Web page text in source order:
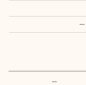
--
--